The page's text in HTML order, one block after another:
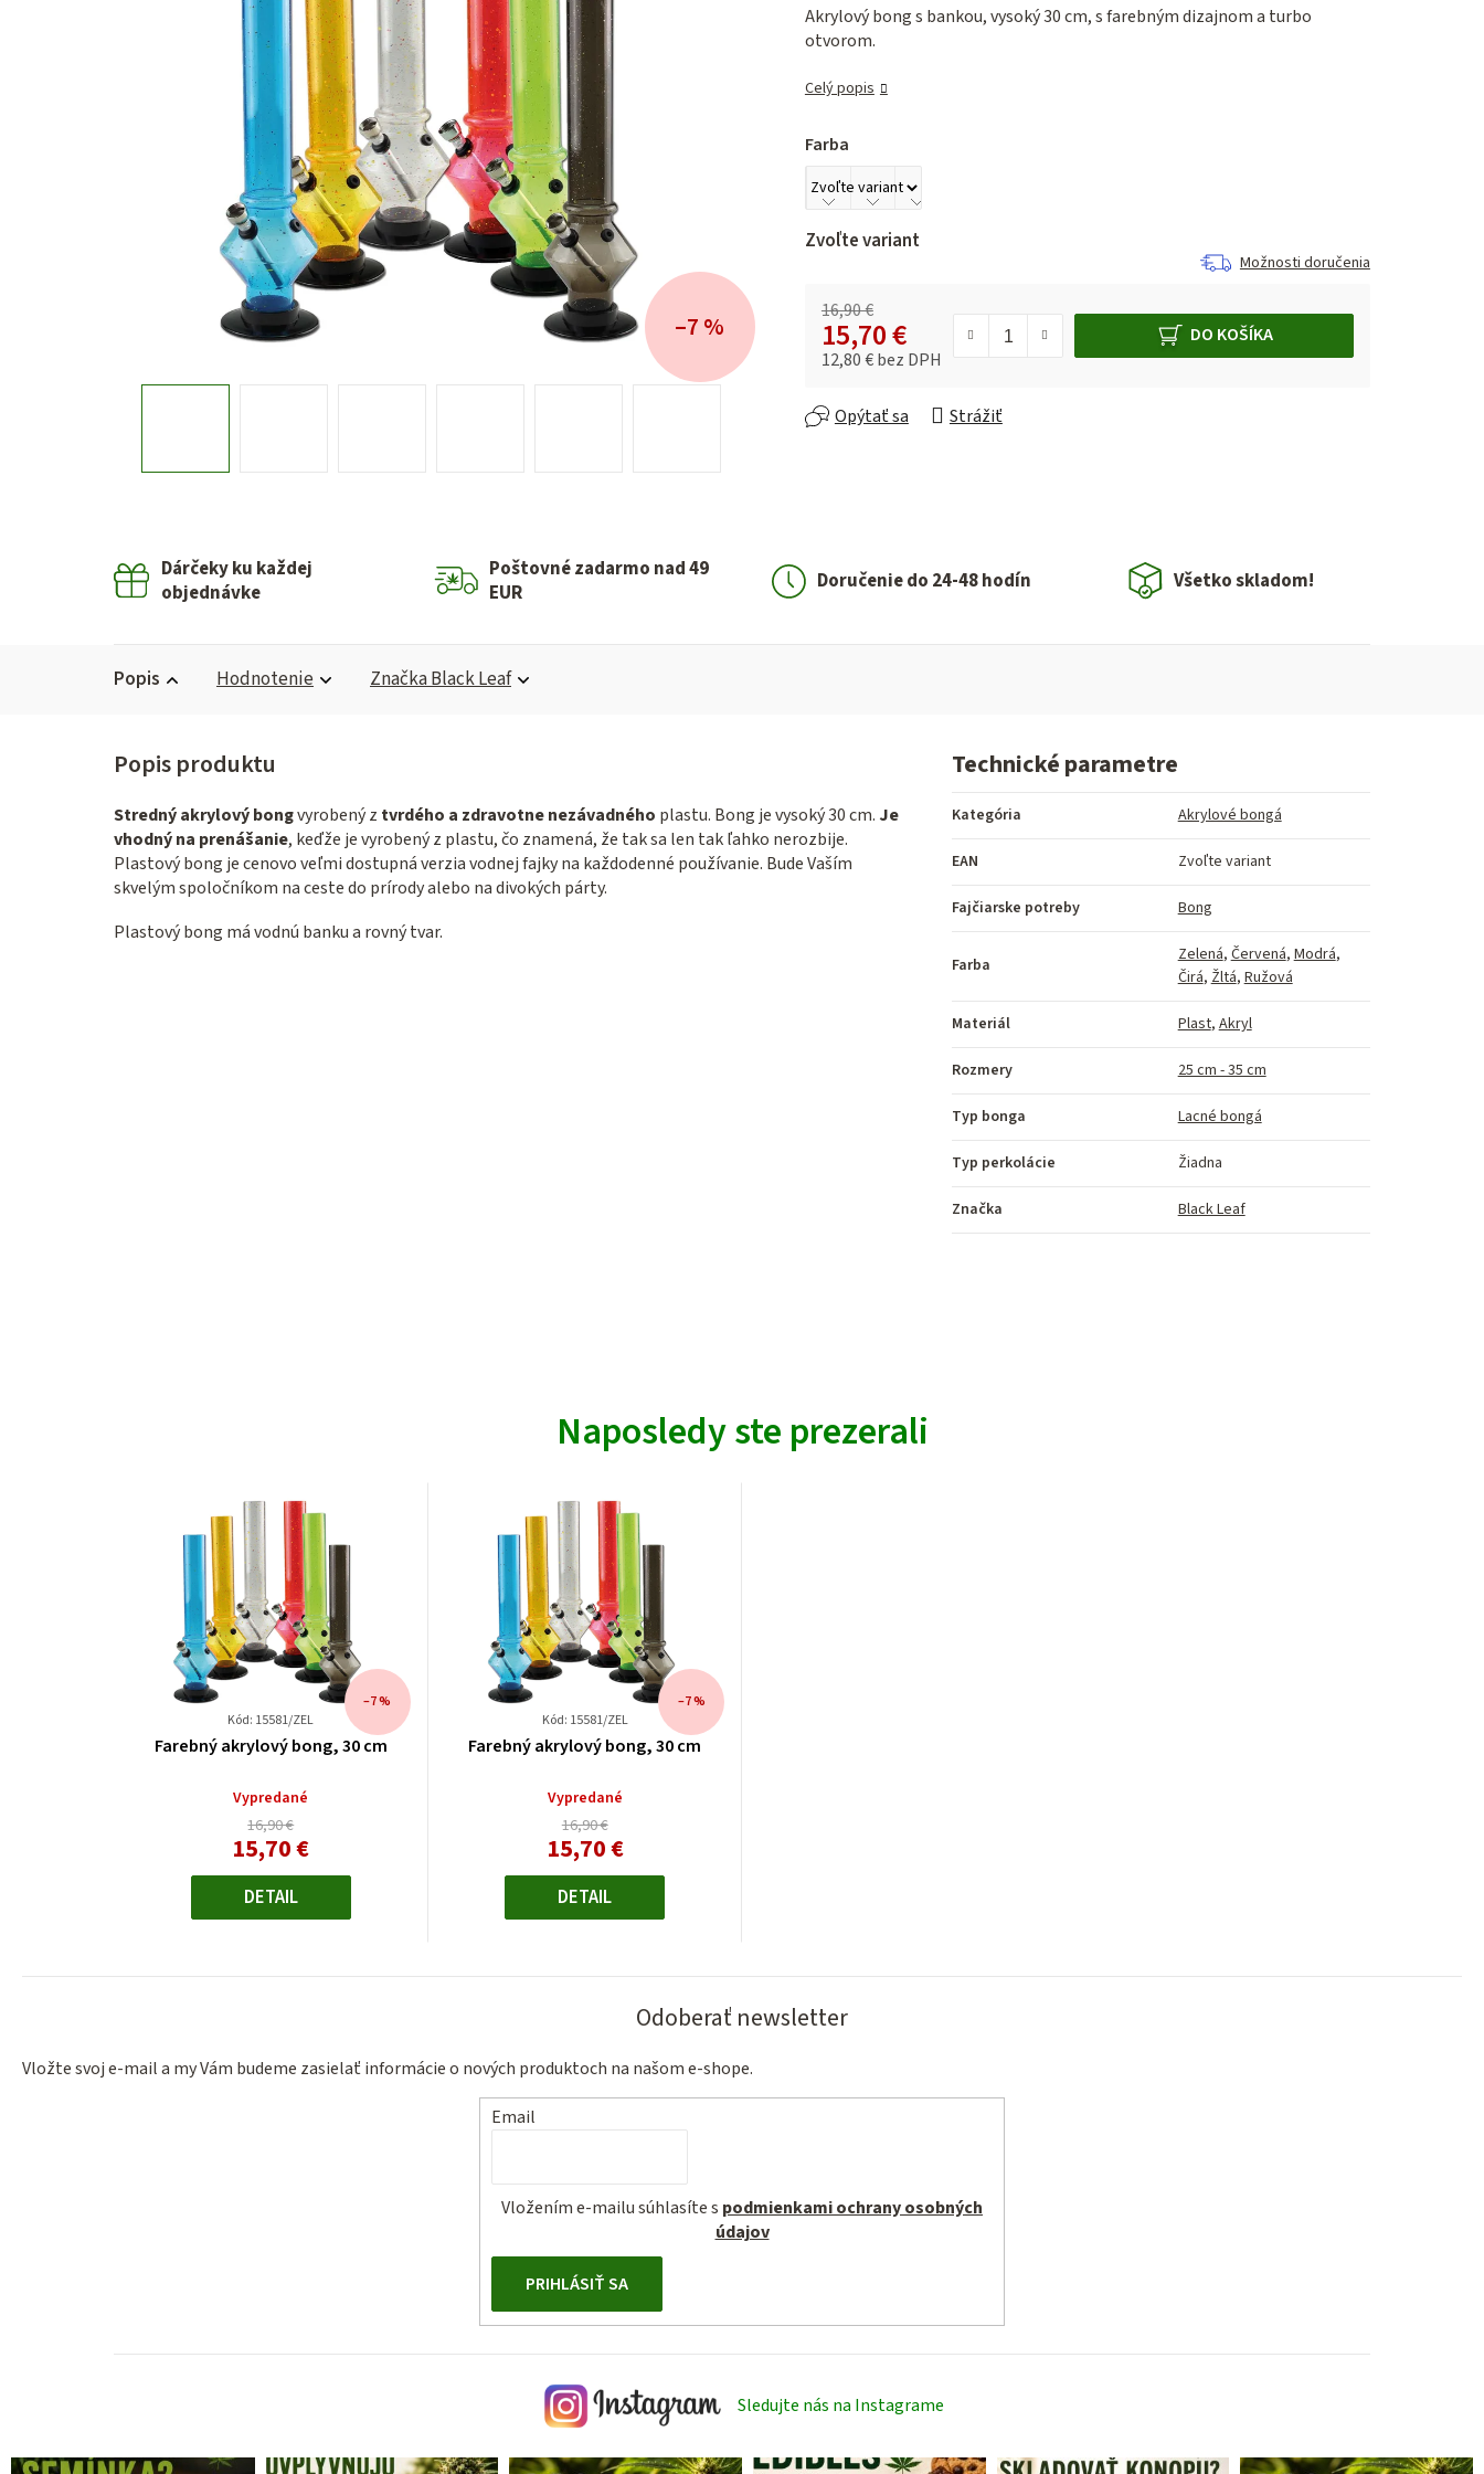
je
0,0
hviezdičiek.
Akrylový bong s bankou, vysoký 30 cm, s farebným dizajnom a turbo
otvorom.
Celý popis
Farba
Zvoľte variant
Možnosti doručenia
16,90 €
15,70 €
12,80 € bez DPH
DO KOŠÍKA
Opýtať sa Strážiť
–7 %
Dárčeky ku každej
objednávke
Poštovné zadarmo nad 49
EUR
Doručenie do 24-48 hodín Všetko skladom!
Popis Hodnotenie ZnačkaBlack Leaf
Stredný akrylový bongvyrobený z tvrdého a zdravotne nezávadného plastu. Bong je vysoký 30 cm. Je
vhodný na prenášanie, keďže je vyrobený z plastu, čo znamená, že tak sa len tak ľahko nerozbije.
Plastový bong je cenovo veľmi dostupná verzia vodnej fajky na každodenné používanie. Bude Vaším
skvelým spoločníkom na ceste do prírody alebo na divokých párty.
Plastový bong má vodnú banku a rovný tvar.
Technické parametre
Kategória Akrylové bongá
EAN Zvoľte variant
Fajčiarske potreby Bong
Farba Zelená,Červená,Modrá,
Čirá,Žltá,Ružová
Materiál Plast,Akryl
Rozmery 25 cm - 35 cm
Typ bonga Lacné bongá
Typ perkolácie Žiadna
Značka Black Leaf
Naposledy ste prezerali
Kód: 15581/ZEL
Farebný akrylový bong, 30 cm
Vypredané
16,90 €
–7 %
15,70 €
DETAIL
Kód: 15581/ZEL
Farebný akrylový bong, 30 cm
Vypredané
16,90 €
–7 %
15,70 €Jednotková
DETAIL
Odoberať newsletter
Vložte svoj e-mail a my Vám budeme zasielať informácie o nových produktoch na našom e-shope.
Email
Vložením e-mailu súhlasíte s podmienkami ochrany osobných
údajov
PRIHLÁSIŤ SA
Sledujte nás na Instagrame